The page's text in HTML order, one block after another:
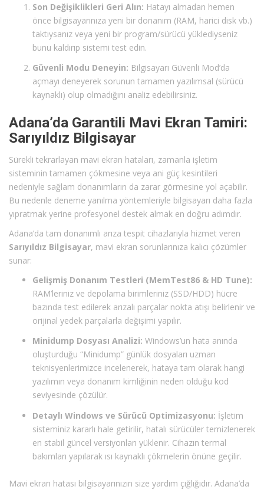
Son Değişiklikleri Geri Alın: Hatayı almadan hemen
önce bilgisayarınıza yeni bir donanım (RAM, harici disk vb.)
taktıysanız veya yeni bir program/sürücü yüklediyseniz
bunu kaldırıp sistemi test edin.
Güvenli Modu Deneyin: Bilgisayarı Güvenli Mod’da
açmayı deneyerek sorunun tamamen yazılımsal (sürücü
kaynaklı) olup olmadığını analiz edebilirsiniz.
Adana’da Garantili Mavi Ekran Tamiri:
Sarıyıldız Bilgisayar
Sürekli tekrarlayan mavi ekran hataları, zamanla işletim
sisteminin tamamen çökmesine veya ani güç kesintileri
nedeniyle sağlam donanımların da zarar görmesine yol açabilir.
Bu nedenle deneme yanılma yöntemleriyle bilgisayarı daha fazla
yıpratmak yerine profesyonel destek almak en doğru adımdır.
Adana’da tam donanımlı arıza tespit cihazlarıyla hizmet veren
Sarıyıldız Bilgisayar, mavi ekran sorunlarınıza kalıcı çözümler
sunar:
Gelişmiş Donanım Testleri (MemTest86 & HD Tune):
RAM’leriniz ve depolama birimleriniz (SSD/HDD) hücre
bazında test edilerek arızalı parçalar nokta atışı belirlenir ve
orijinal yedek parçalarla değişimi yapılır.
Minidump Dosyası Analizi: Windows’un hata anında
oluşturduğu “Minidump” günlük dosyaları uzman
teknisyenlerimizce incelenerek, hataya tam olarak hangi
yazılımın veya donanım kimliğinin neden olduğu kod
seviyesinde çözülür.
Detaylı Windows ve Sürücü Optimizasyonu: İşletim
sisteminiz kararlı hale getirilir, hatalı sürücüler temizlenerek
en stabil güncel versiyonları yüklenir. Cihazın termal
bakımları yapılarak ısı kaynaklı çökmelerin önüne geçilir.
Mavi ekran hatası bilgisayarınızın size yardım çığlığıdır. Adana’da